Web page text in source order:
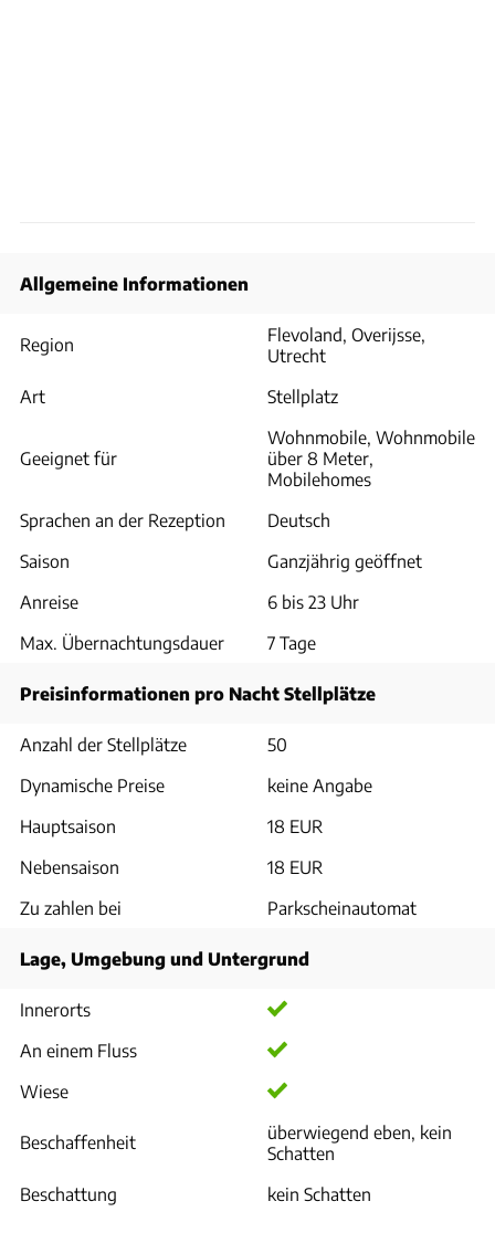
Allgemeine Informationen
Region
Flevoland, Overijsse,
Utrecht
Art
Stellplatz
Geeignet für
Wohnmobile, Wohnmobile
über 8 Meter,
Mobilehomes
Sprachen an der Rezeption
Deutsch
Saison
Ganzjährig geöffnet
Anreise
6 bis 23 Uhr
Max. Übernachtungsdauer
7 Tage
Preisinformationen pro Nacht Stellplätze
Anzahl der Stellplätze
50
Dynamische Preise
keine Angabe
Hauptsaison
18 EUR
Nebensaison
18 EUR
Zu zahlen bei
Parkscheinautomat
Lage, Umgebung und Untergrund
Innerorts
An einem Fluss
Wiese
Beschaffenheit
überwiegend eben, kein
Schatten
Beschattung
kein Schatten